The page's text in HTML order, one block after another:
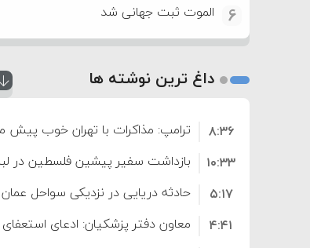
6 الموت ثبت جهانی شد
داغ ترین نوشته ها
ترامپ: مذاکرات با تهران خوب پیش
۸:۳۶
بازداشت سفیر پیشین فلسطین در
۱۰:۳۳
حادثه دریایی در نزدیکی سواحل عمان
۵:۱۷
معاون دفتر پزشکیان: ادعای
۴:۴۱